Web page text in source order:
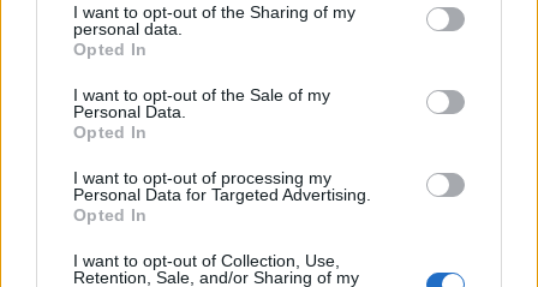
I want to opt-out of the Sharing of my
personal data.
Opted In
I want to opt-out of the Sale of my
Personal Data.
Opted In
I want to opt-out of processing my
Personal Data for Targeted Advertising.
Opted In
I want to opt-out of Collection, Use,
Retention, Sale, and/or Sharing of my
ΑΘΛΗΤΙΚΑ ΝΕΑ
PARAPOLITIKA NEWSROOM
Super League: Οι διαιτητές της 5ης
αγωνιστικής - Αυτός είναι ο λόγος που
άλλαξε ο διαιτητής στο Άρης -
Αποδέχομαι τους
και την πολιτική απορρήτου
X